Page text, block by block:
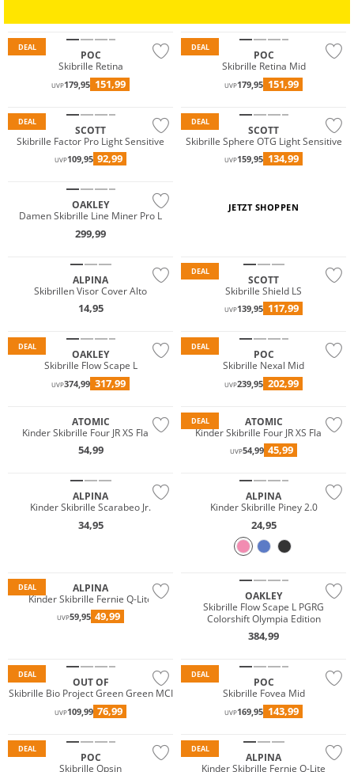
DEAL
POC
Skibrille Retina
UVP179,95 151,99
DEAL
POC
Skibrille Retina Mid
UVP179,95 151,99
DEAL
SCOTT
Skibrille Factor Pro Light Sensitive
UVP109,95 92,99
DEAL
SCOTT
Skibrille Sphere OTG Light Sensitive
UVP159,95 134,99
OAKLEY
Damen Skibrille Line Miner Pro L
299,99
JETZT SHOPPEN
ALPINA
Skibrillen Visor Cover Alto
14,95
DEAL
SCOTT
Skibrille Shield LS
UVP139,95 117,99
DEAL
OAKLEY
Skibrille Flow Scape L
UVP374,99 317,99
DEAL
POC
Skibrille Nexal Mid
UVP239,95 202,99
ATOMIC
Kinder Skibrille Four JR XS Flash
54,99
DEAL
ATOMIC
Kinder Skibrille Four JR XS Flash
UVP54,99 45,99
ALPINA
Kinder Skibrille Scarabeo Jr.
34,95
ALPINA
Kinder Skibrille Piney 2.0
24,95
DEAL
ALPINA
Kinder Skibrille Fernie Q-Lite
UVP59,95 49,99
OAKLEY
Skibrille Flow Scape L PGRG
Colorshift Olympia Edition
384,99
DEAL
OUT OF
Skibrille Bio Project Green Green MCI
UVP109,99 76,99
DEAL
POC
Skibrille Fovea Mid
UVP169,95 143,99
DEAL
POC
Skibrille Opsin
DEAL
ALPINA
Kinder Skibrille Fernie Q-Lite